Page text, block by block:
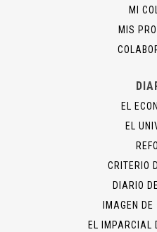
MI
MIS
EL
EL
CRITERIO
DIARIO
IMAGEN
EL IMPARCIAL